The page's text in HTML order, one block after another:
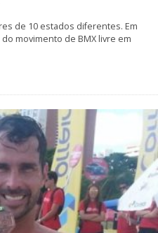
de 10 estados diferentes. Em
movimento de BMX livre em